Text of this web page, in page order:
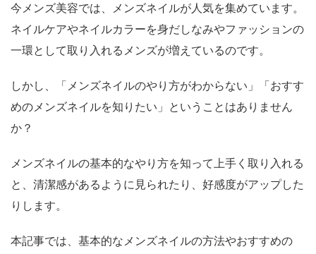
今メンズ美容では、メンズネイルが人気を集めています。
ネイルケアやネイルカラーを身だしなみやファッションの
一環として取り入れるメンズが増えているのです。
しかし、「メンズネイルのやり方がわからない」「おすす
めのメンズネイルを知りたい」ということはありません
か？
メンズネイルの基本的なやり方を知って上手く取り入れる
と、清潔感があるように見られたり、好感度がアップした
りします。
本記事では、基本的なメンズネイルの方法やおすすめの